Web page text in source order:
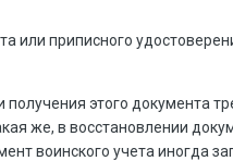
или приписного
этого документа
же, в восстановлении
воинского учета иногда